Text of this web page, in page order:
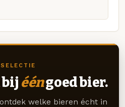
bij ééngoed bier.
welke bieren écht in